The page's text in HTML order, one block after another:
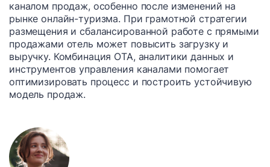
каналом продаж, особенно после изменений на
рынке онлайн-туризма. При грамотной стратегии
размещения и сбалансированной работе с прямыми
продажами отель может повысить загрузку и
выручку. Комбинация OTA, аналитики данных и
инструментов управления каналами помогает
оптимизировать процесс и построить устойчивую
модель продаж.